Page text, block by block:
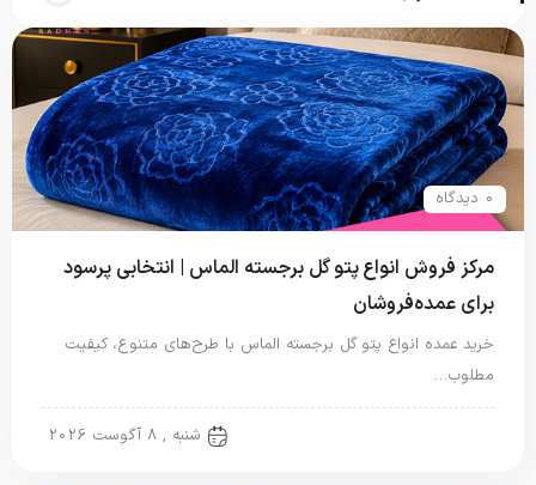
0 دیدگاه
مرکز فروش انواع پتو گل برجسته الماس | انتخابی پرسود
برای عمده‌فروشان
خرید عمده انواع پتو گل برجسته الماس با طرح‌های متنوع، کیفیت
مطلوب…
شنبه , 8 آگوست 2026